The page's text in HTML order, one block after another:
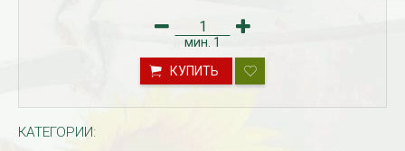
мин. 1
КУПИТЬ
КАТЕГОРИИ: